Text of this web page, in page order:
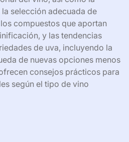
Estos factores son
en la vinificación.
tipos específicos de uvas que
el proceso de vinificación del
aroma y calidad. Este artículo
únicas de cada
Sauvignon y el Chardonnay,
del vino, así como la
compuestos que aportan
y las tendencias